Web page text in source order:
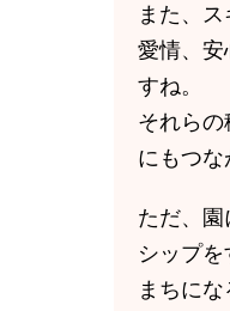
また、
愛情、安
すね。
それら
にもつな
ただ、
シップ
まちにな